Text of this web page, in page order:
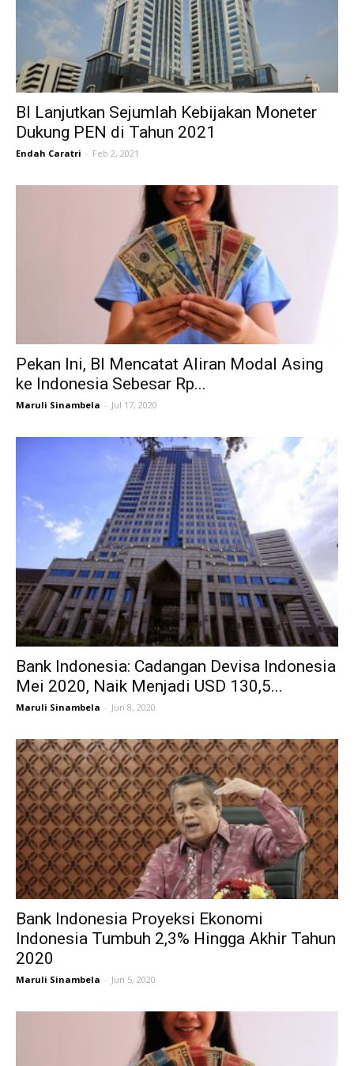
BI Lanjutkan Sejumlah Kebijakan Moneter
Dukung PEN di Tahun 2021
Endah Caratri - Feb 2, 2021
Pekan Ini, BI Mencatat Aliran Modal Asing
ke Indonesia Sebesar Rp...
Maruli Sinambela - Jul 17, 2020
Bank Indonesia: Cadangan Devisa Indonesia
Mei 2020, Naik Menjadi USD 130,5...
Maruli Sinambela - Jun 8, 2020
Bank Indonesia Proyeksi Ekonomi
Indonesia Tumbuh 2,3% Hingga Akhir Tahun
2020
Maruli Sinambela - Jun 5, 2020